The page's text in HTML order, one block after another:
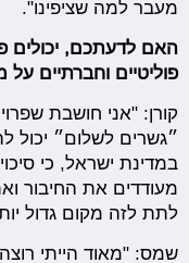
מעבר למה שציפינו".
האם לדעתכם, יכולים
פוליטיים וחברתיים
קורן: "אני חושבת
״גשרים לשלום״ יכול
במדינת ישראל, כי
מעודדים את החיבור
לתת לזה מקום גדול
שמס: "מאוד הייתי